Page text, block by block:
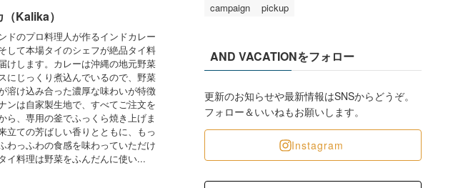
Kalika）
ドのプロ料理人が作るインドカレー
して本場タイのシェフが絶品タイ料
けします。カレーは沖縄の地元野菜
にじっくり煮込んでいるので、野菜
溶け込み合った濃厚な味わいが特徴
ンは自家製生地で、すべてご注文を
ら、専用の釜でふっくら焼き上げま
立ての芳ばしい香りとともに、もっ
わっふわの食感を味わっていただけ
イ料理は野菜をふんだんに使い...
campaign pickup
AND VACATIONをフォロー
更新のお知らせや最新情報はSNSからどうぞ。
フォロー＆いいねもお願いします。
Instagram